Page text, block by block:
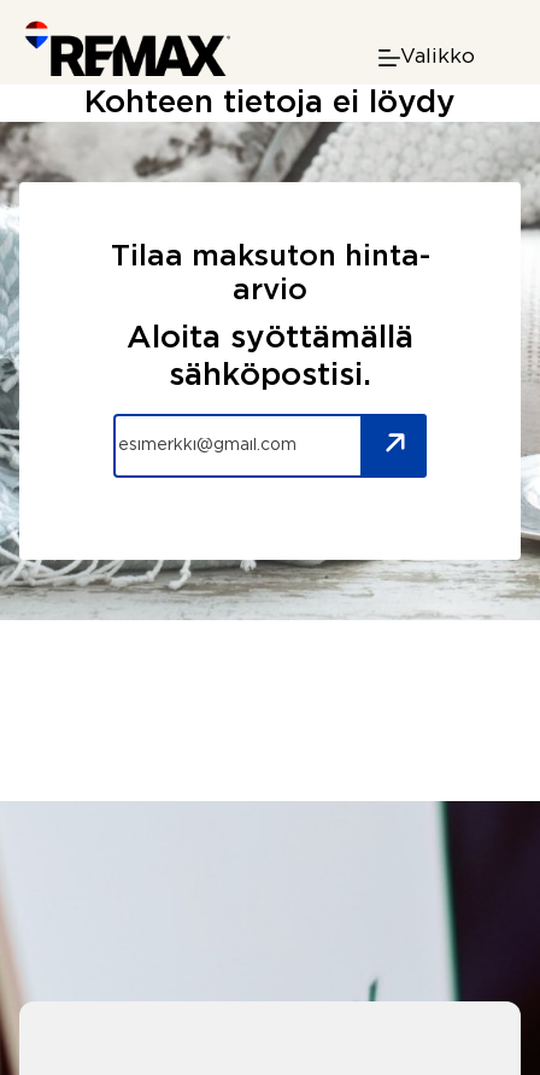
content
Valikko
Kohteen tietoja ei löydy
Tilaa maksuton hinta-
arvio
Aloita syöttämällä
sähköpostisi.